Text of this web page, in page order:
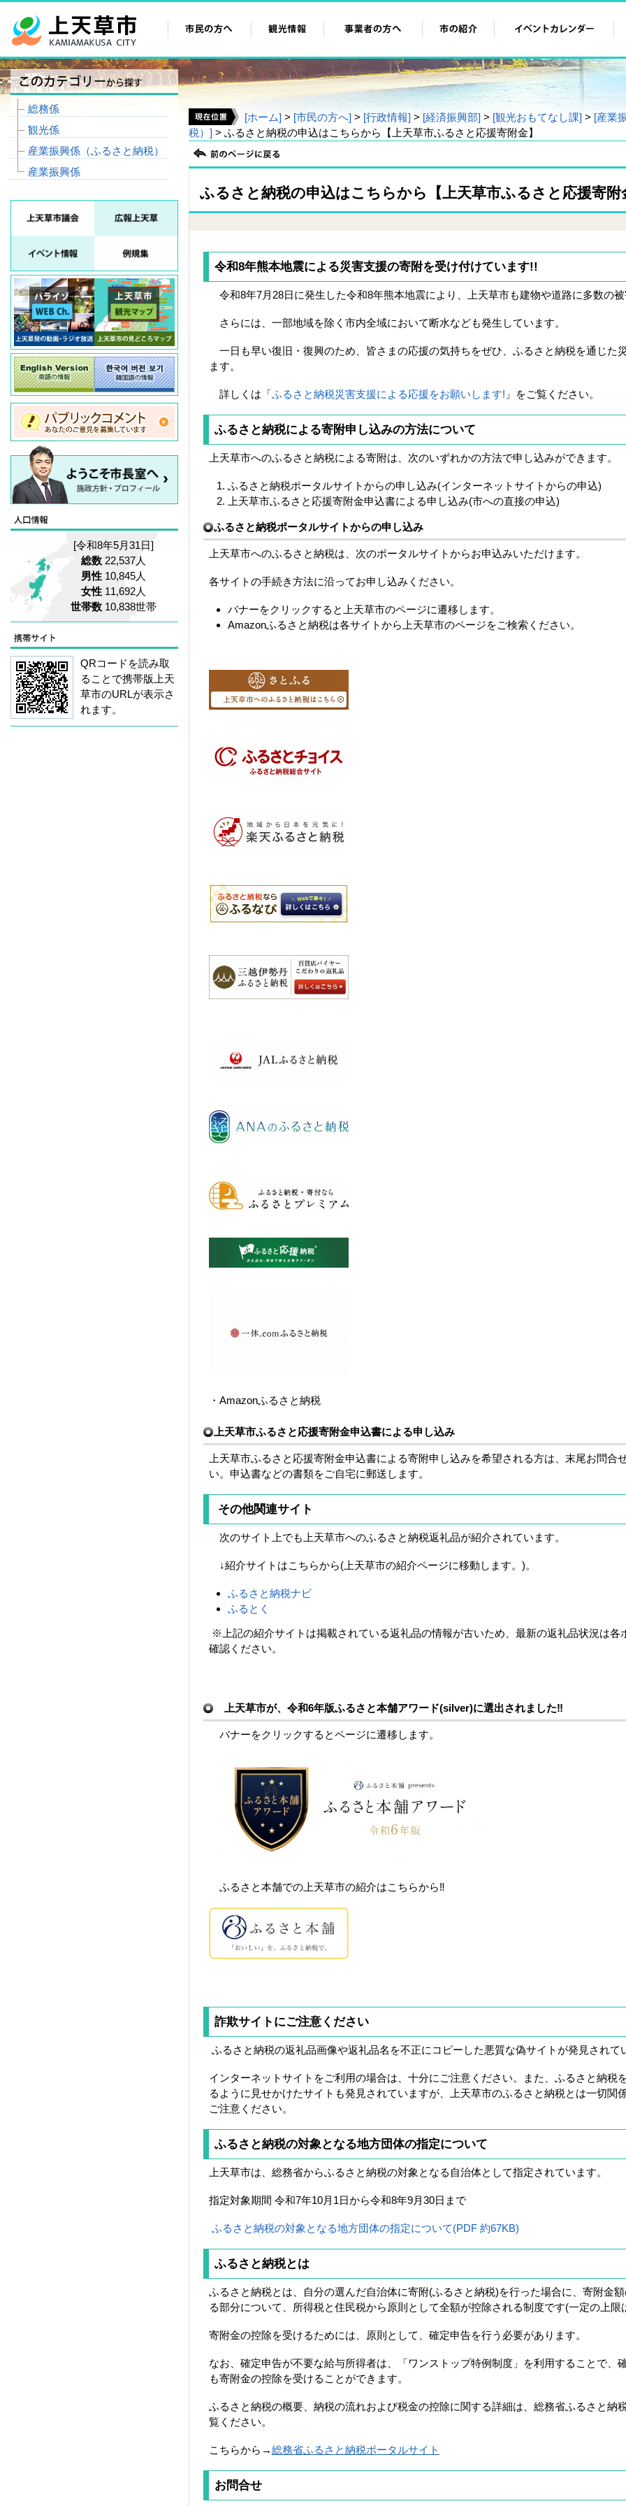
[ホーム] > [市民の方へ] > [行政情報] > [経済振興部] > [観光おもてなし課] > [産業
税）] > ふるさと納税の申込はこちらから【上天草市ふるさと応援寄附金】
ふるさと納税の申込はこちらから【上天草市ふるさと応援寄附
令和8年熊本地震による災害支援の寄附を受け付けています!!
令和8年7月28日に発生した令和8年熊本地震により、上天草市も建物や道路に多数の被
さらには、一部地域を除く市内全域において断水なども発生しています。
一日も早い復旧・復興のため、皆さまの応援の気持ちをぜひ、ふるさと納税を通じた
ます。
詳しくは「ふるさと納税災害支援による応援をお願いします! 」をご覧ください。
ふるさと納税による寄附申し込みの方法について
上天草市へのふるさと納税による寄附は、次のいずれかの方法で申し込みができます。
ふるさと納税ポータルサイトからの申し込み(インターネットサイトからの申込)
上天草市ふるさと応援寄附金申込書による申し込み(市への直接の申込)
ふるさと納税ポータルサイトからの申し込み
上天草市へのふるさと納税は、次のポータルサイトからお申込みいただけます。
各サイトの手続き方法に沿ってお申し込みください。
バナーをクリックすると上天草市のページに遷移します。
Amazonふるさと納税は各サイトから上天草市のページをご検索ください。
・Amazonふるさと納税
上天草市ふるさと応援寄附金申込書による申し込み
上天草市ふるさと応援寄附金申込書による寄附申し込みを希望される方は、末尾お問合
い。申込書などの書類をご自宅に郵送します。
その他関連サイト
次のサイト上でも上天草市へのふるさと納税返礼品が紹介されています。
↓紹介サイトはこちらから(上天草市の紹介ページに移動します。)。
ふるさと納税ナビ
ふるとく
※上記の紹介サイトは掲載されている返礼品の情報が古いため、最新の返礼品状況は各
確認ください。
上天草市が、令和6年版ふるさと本舗アワード(silver)に選出されました‼
バナーをクリックするとページに遷移します。
ふるさと本舗での上天草市の紹介はこちらから‼
詐欺サイトにご注意ください
ふるさと納税の返礼品画像や返礼品名を不正にコピーした悪質な偽サイトが発見されて
インターネットサイトをご利用の場合は、十分にご注意ください。また、ふるさと納税
るように見せかけたサイトも発見されていますが、上天草市のふるさと納税とは一切関
ご注意ください。
ふるさと納税の対象となる地方団体の指定について
上天草市は、総務省からふるさと納税の対象となる自治体として指定されています。
指定対象期間 令和7年10月1日から令和8年9月30日まで
ふるさと納税の対象となる地方団体の指定について(PDF 約67KB)
ふるさと納税とは
ふるさと納税とは、自分の選んだ自治体に寄附(ふるさと納税)を行った場合に、寄附金額
る部分について、所得税と住民税から原則として全額が控除される制度です(一定の上限
寄附金の控除を受けるためには、原則として、確定申告を行う必要があります。
なお、確定申告が不要な給与所得者は、「ワンストップ特例制度」を利用することで、
も寄附金の控除を受けることができます。
ふるさと納税の概要、納税の流れおよび税金の控除に関する詳細は、総務省ふるさと納
覧ください。
こちらから→総務省ふるさと納税ポータルサイト
お問合せ
総務係
観光係
産業振興係（ふるさと納税）
産業振興係
[令和8年5月31日]
総数 22,537人
男性 10,845人
女性 11,692人
世帯数 10,838世帯
QRコードを読み取
ることで携帯版上天
草市のURLが表示さ
れます。